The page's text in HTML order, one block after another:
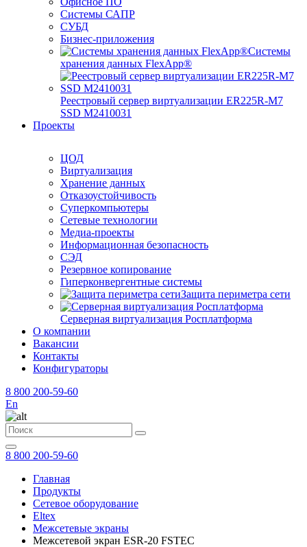
Системы САПР
СУБД
Бизнес-приложения
Системы
хранения данных FlexApp®
Реестровый сервер виртуализации ER225R-M7
SSD М2410031
Проекты
ЦОД
Виртуализация
Хранение данных
Отказоустойчивость
Суперкомпьютеры
Сетевые технологии
Медиа-проекты
Информационная безопасность
СЭД
Резервное копирование
Гиперконвергентные системы
Защита периметра сети
Серверная виртуализация Росплатформа
О компании
Вакансии
Контакты
Конфигураторы
8 800 200-59-60
En
8 800 200-59-60
Главная
Продукты
Сетевое оборудование
Eltex
Межсетевые экраны
Межсетевой экран ESR-20 FSTEC